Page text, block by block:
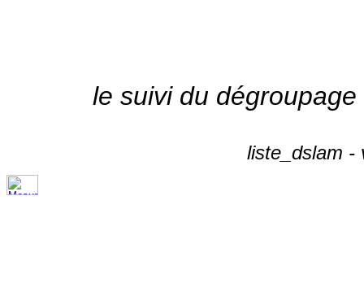
le suivi du
liste_dslam -